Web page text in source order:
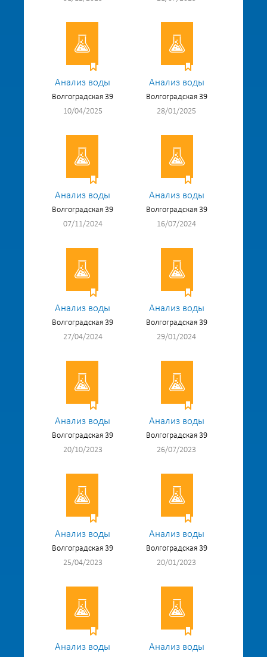
Анализ воды
Волгоградская 39
10/04/2025
Анализ воды
Волгоградская 39
28/01/2025
Анализ воды
Волгоградская 39
07/11/2024
Анализ воды
Волгоградская 39
16/07/2024
Анализ воды
Волгоградская 39
27/04/2024
Анализ воды
Волгоградская 39
29/01/2024
Анализ воды
Волгоградская 39
20/10/2023
Анализ воды
Волгоградская 39
26/07/2023
Анализ воды
Волгоградская 39
25/04/2023
Анализ воды
Волгоградская 39
20/01/2023
Анализ воды Анализ воды